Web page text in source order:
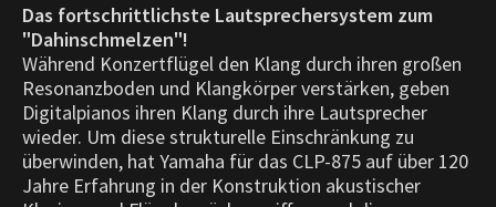
Das fortschrittlichste Lautsprechersystem zum
"Dahinschmelzen"!
Während Konzertflügel den Klang durch ihren großen
Resonanzboden und Klangkörper verstärken, geben
Digitalpianos ihren Klang durch ihre Lautsprecher
wieder. Um diese strukturelle Einschränkung zu
überwinden, hat Yamaha für das CLP-875 auf über 120
Jahre Erfahrung in der Konstruktion akustischer